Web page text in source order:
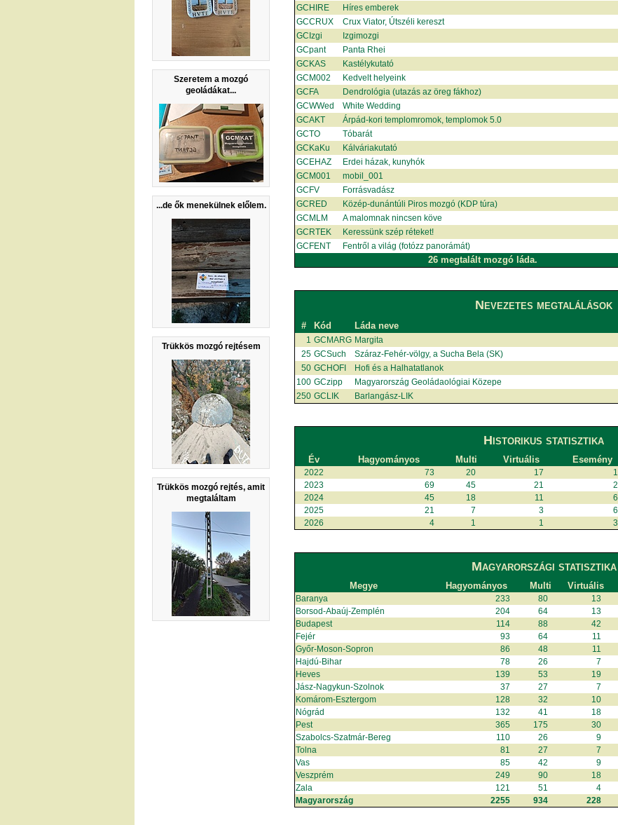
Szeretem a mozgó
geoládákat...
...de ők menekülnek előlem.
Trükkös mozgó rejtésem
Trükkös mozgó rejtés, amit
megtaláltam
GCHIRE
Híres emberek
GCCRUX
Crux Viator, Útszéli kereszt
GCIzgi
Izgimozgi
GCpant
Panta Rhei
GCKAS
Kastélykutató
GCM002
Kedvelt helyeink
GCFA
Dendrológia (utazás az öreg fákhoz)
GCWWed
White Wedding
GCAKT
Árpád-kori templomromok, templomok 5.0
GCTO
Tóbarát
GCKaKu
Kálváriakutató
GCEHAZ
Erdei házak, kunyhók
GCM001
mobil_001
GCFV
Forrásvadász
GCRED
Közép-dunántúli Piros mozgó (KDP túra)
GCMLM
A malomnak nincsen köve
GCRTEK
Keressünk szép réteket!
GCFENT
Fentről a világ (fotózz panorámát)
26 megtalált mozgó láda.
Nevezetes megtalálások
# Kód Láda neve
1 GCMARG Margita
25 GCSuch Száraz-Fehér-völgy, a Sucha Bela (SK)
50 GCHOFI Hofi és a Halhatatlanok
100 GCzipp Magyarország Geoládaológiai Közepe
250 GCLIK Barlangász-LIK
Historikus statisztika
Év Hagyományos Multi Virtuális Esemény
2022 73 20 17 1
2023
69 45 21 2
2024
45 18 11 6
2025
21 7 3 6
2026
4 1 1 3
Magyarországi statisztika
Megye Hagyományos Multi Virtuális
Baranya 233 80 13
Borsod-Abaúj-Zemplén
204 64 13
Budapest
114 88 42
Fejér
93 64 11
Győr-Moson-Sopron
86 48 11
Hajdú-Bihar
78 26 7
Heves
139 53 19
Jász-Nagykun-Szolnok
37 27 7
Komárom-Esztergom
128 32 10
Nógrád
132 41 18
Pest
365 175 30
Szabolcs-Szatmár-Bereg
110 26 9
Tolna
81 27 7
Vas
85 42 9
Veszprém
249 90 18
Zala
121 51 4
Magyarország
2255 934 228